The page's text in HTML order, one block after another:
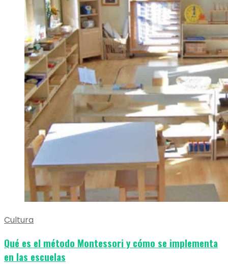
Cultura
Qué es el método Montessori y cómo se implementa
en las escuelas